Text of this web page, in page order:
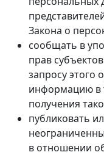
Закона о
сообщать в
прав
запросу этого
информацию в
получения
публиковать
в отношении